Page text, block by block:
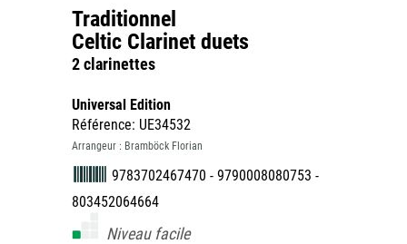
Traditionnel
Celtic Clarinet duets
2 clarinettes
Universal Edition
Référence: UE34532
Arrangeur : Bramböck Florian
9783702467470 - 9790008080753 -
803452064664
Niveau facile